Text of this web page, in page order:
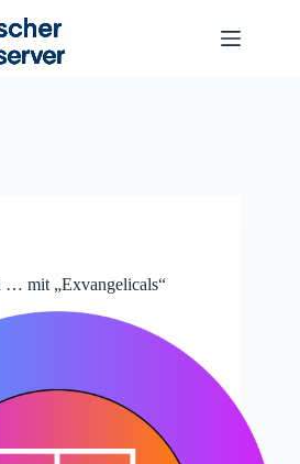
… mit „Exvangelicals“